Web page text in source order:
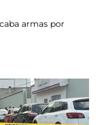
armas por